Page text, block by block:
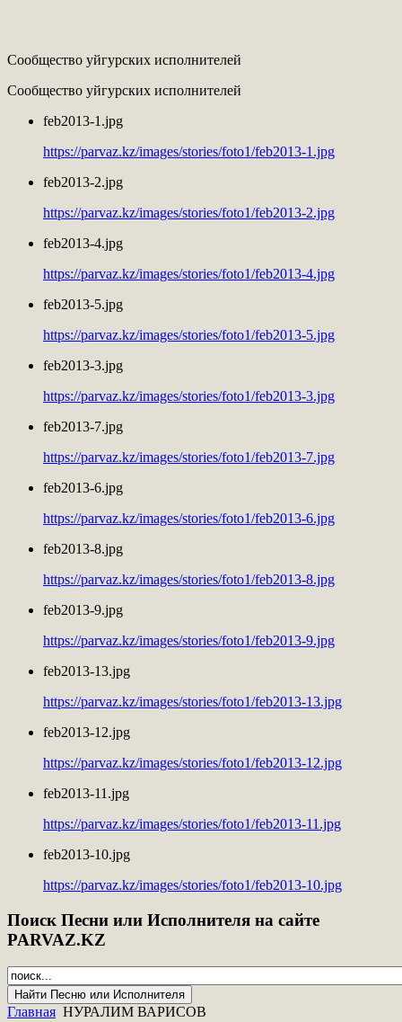
Сообщество уйгурских исполнителей
Сообщество уйгурских исполнителей
feb2013-1.jpg
https://parvaz.kz/images/stories/foto1/feb2013-1.jpg
feb2013-2.jpg
https://parvaz.kz/images/stories/foto1/feb2013-2.jpg
feb2013-4.jpg
https://parvaz.kz/images/stories/foto1/feb2013-4.jpg
feb2013-5.jpg
https://parvaz.kz/images/stories/foto1/feb2013-5.jpg
feb2013-3.jpg
https://parvaz.kz/images/stories/foto1/feb2013-3.jpg
feb2013-7.jpg
https://parvaz.kz/images/stories/foto1/feb2013-7.jpg
feb2013-6.jpg
https://parvaz.kz/images/stories/foto1/feb2013-6.jpg
feb2013-8.jpg
https://parvaz.kz/images/stories/foto1/feb2013-8.jpg
feb2013-9.jpg
https://parvaz.kz/images/stories/foto1/feb2013-9.jpg
feb2013-13.jpg
https://parvaz.kz/images/stories/foto1/feb2013-13.jpg
feb2013-12.jpg
https://parvaz.kz/images/stories/foto1/feb2013-12.jpg
feb2013-11.jpg
https://parvaz.kz/images/stories/foto1/feb2013-11.jpg
feb2013-10.jpg
https://parvaz.kz/images/stories/foto1/feb2013-10.jpg
Поиск Песни или Исполнителя на сайте
PARVAZ.KZ
Главная НУРАЛИМ ВАРИСОВ